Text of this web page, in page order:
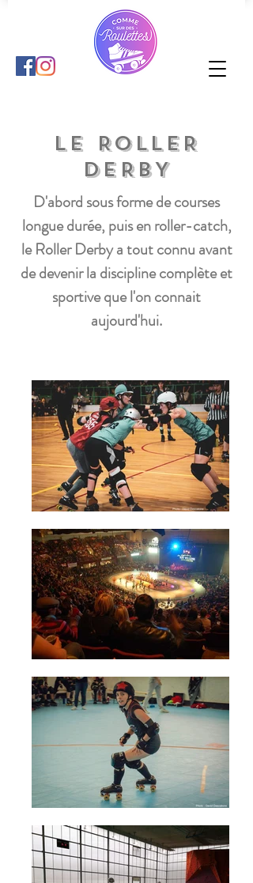
LE ROLLER
DERBY
D'abord sous forme de courses
longue durée, puis en roller-catch,
le Roller Derby a tout connu avant
de devenir la discipline complète et
sportive que l'on connait
aujourd'hui.